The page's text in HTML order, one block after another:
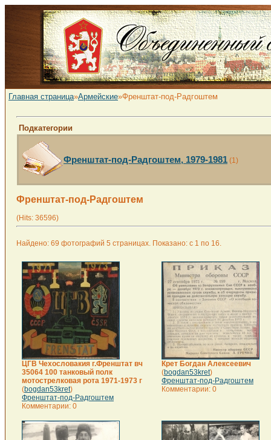
Главная страница»Армейские»Френштат-под-Радгоштем
Подкатегории
Френштат-под-Радгоштем, 1979-1981 (1)
Френштат-под-Радгоштем
(Hits: 36596)
Найдено: 69 фотографий 5 страницах. Показано: с 1 по 16.
ЦГВ Чехословакия г.Френштат вч
35064 100 танковый полк
мотострелковая рота 1971-1973 г
(bogdan53kret)
Френштат-под-Радгоштем
Комментарии: 0
Крет Богдан Алексеевич
(bogdan53kret)
Френштат-под-Радгоштем
Комментарии: 0